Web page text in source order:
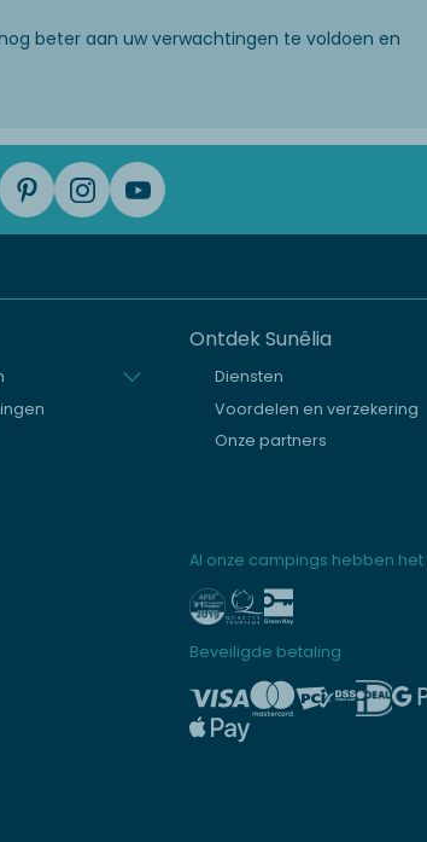
beter aan uw verwachtingen te voldoen en
Ontdek Sunêlia
Diensten
Voordelen en verzekering
Onze partners
Al onze campings hebben
Beveiligde betaling